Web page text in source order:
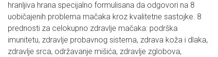
hranljiva hrana specijalno formulisana da odgovori na 8
uobičajenih problema mačaka kroz kvalitetne sastojke. 8
prednosti za celokupno zdravlje mačaka: podrška
imunitetu, zdravlje probavnog sistema, zdrava koža i dlaka,
zdravlje srca, održavanje mišića, zdravlje zglobova,